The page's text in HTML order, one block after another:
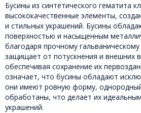
Бусины из синтетического гематита
высококачественные элементы,
и стильных украшений. Бусины
поверхностью и насыщенным
благодаря прочному
защищает от потускнения и внешних
обеспечивая сохранение их
означает, что бусины обладают
они имеют ровную форму,
обработаны, что делает их
украшений.